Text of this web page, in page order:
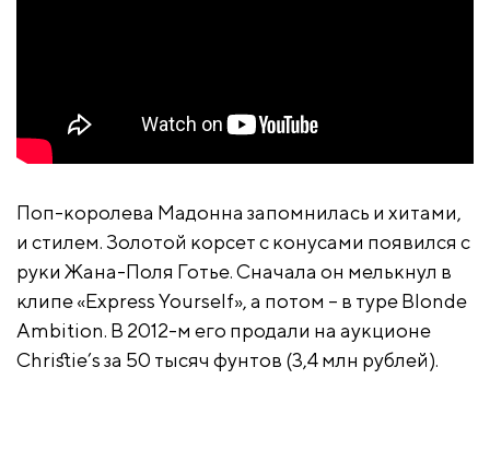
Поп-королева Мадонна запомнилась и хитами,
и стилем. Золотой корсет с конусами появился с
руки Жана-Поля Готье. Сначала он мелькнул в
клипе «Express Yourself», а потом – в туре Blonde
Ambition. В 2012-м его продали на аукционе
Christie’s за 50 тысяч фунтов (3,4 млн рублей).